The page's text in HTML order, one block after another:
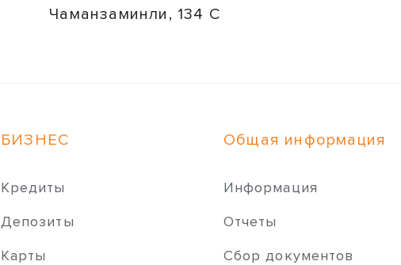
Чаманзаминли, 134 C
БИЗНЕС
Кредиты
Депозиты
Карты
Общая информация
Информация
Отчеты
Сбор документов